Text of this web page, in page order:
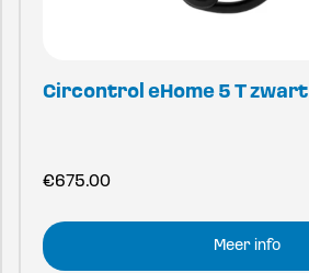
Circontrol eHome 5 T zwart
€675.00
Meer info